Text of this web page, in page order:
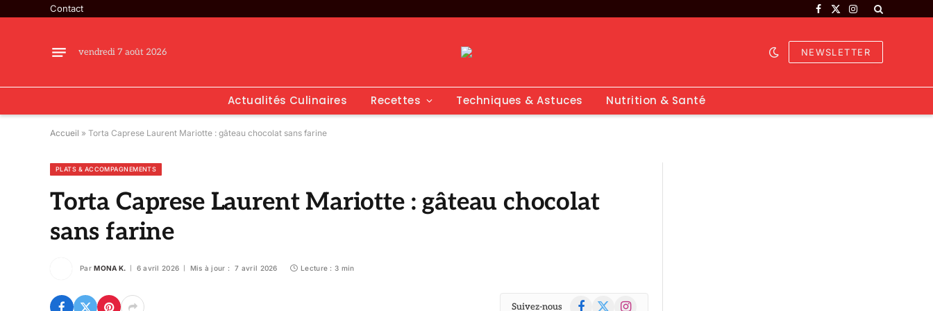
Contact
Facebook
X
Instagram
vendredi 7 août 2026 NEWSLETTER
Actualités Culinaires Recettes Techniques & Astuces Nutrition & Santé
Accueil » Torta Caprese Laurent Mariotte : gâteau chocolat sans farine
PLATS & ACCOMPAGNEMENTS
Torta Caprese Laurent Mariotte : gâteau chocolat
sans farine
Par MONA K. 6 avril 2026 Mis à jour : 7 avril 2026 Lecture : 3 min
Suivez-nous Facebook
X
Instagram